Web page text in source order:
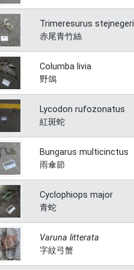
Trimeresurus stejnegeri
赤尾青竹絲
Columba livia
野鴿
Lycodon rufozonatus
紅斑蛇
Bungarus multicinctus
雨傘節
Cyclophiops major
青蛇
Varuna litterata
字紋弓蟹